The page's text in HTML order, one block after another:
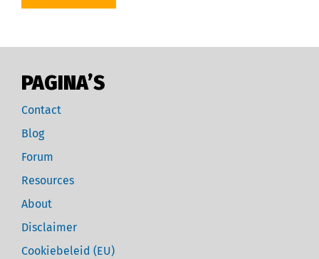
PAGINA’S
Contact
Blog
Forum
Resources
About
Disclaimer
Cookiebeleid (EU)